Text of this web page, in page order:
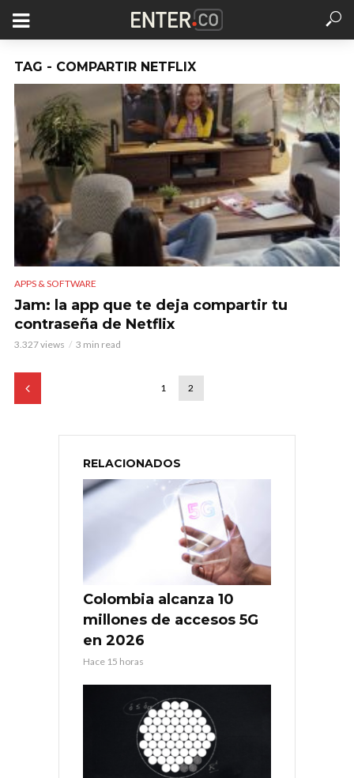
TAG - COMPARTIR NETFLIX
APPS & SOFTWARE
Jam: la app que te deja compartir tu
contraseña de Netflix
3.327 views 3 min read
1 2
RELACIONADOS
Colombia alcanza 10
millones de accesos 5G
en 2026
Hace 15 horas